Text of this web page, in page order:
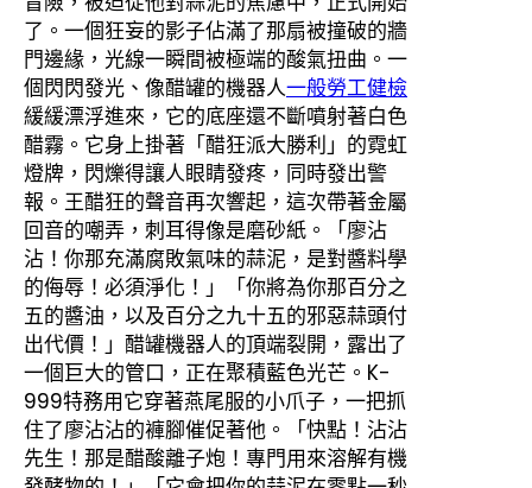
了。一個狂妄的影子佔滿了那扇被撞破的牆
門邊緣，光線一瞬間被極端的酸氣扭曲。一
個閃閃發光、像醋罐的機器人一般勞工健檢
緩緩漂浮進來，它的底座還不斷噴射著白色
醋霧。它身上掛著「醋狂派大勝利」的霓虹
燈牌，閃爍得讓人眼睛發疼，同時發出警
報。王醋狂的聲音再次響起，這次帶著金屬
回音的嘲弄，刺耳得像是磨砂紙。「廖沾
沾！你那充滿腐敗氣味的蒜泥，是對醬料學
的侮辱！必須淨化！」「你將為你那百分之
五的醬油，以及百分之九十五的邪惡蒜頭付
出代價！」醋罐機器人的頂端裂開，露出了
一個巨大的管口，正在聚積藍色光芒。K-
999特務用它穿著燕尾服的小爪子，一把抓
住了廖沾沾的褲腳催促著他。「快點！沾沾
先生！那是醋酸離子炮！專門用來溶解有機